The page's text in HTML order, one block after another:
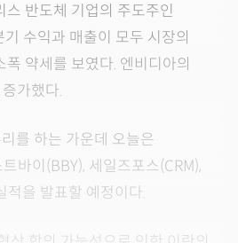
스 반도체 기업의 주도주인
기 수익과 매출이 모두 시장의
약세를 보였다. 엔비디아의
가했다.
를 하는 가운데 오늘은
바이(BBY), 세일즈포스(CRM),
적을 발표할 예정이다.